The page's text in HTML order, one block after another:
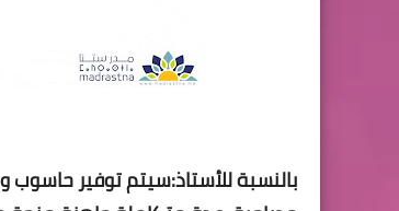
بالنسبة للأستاذ:سيتم توفير